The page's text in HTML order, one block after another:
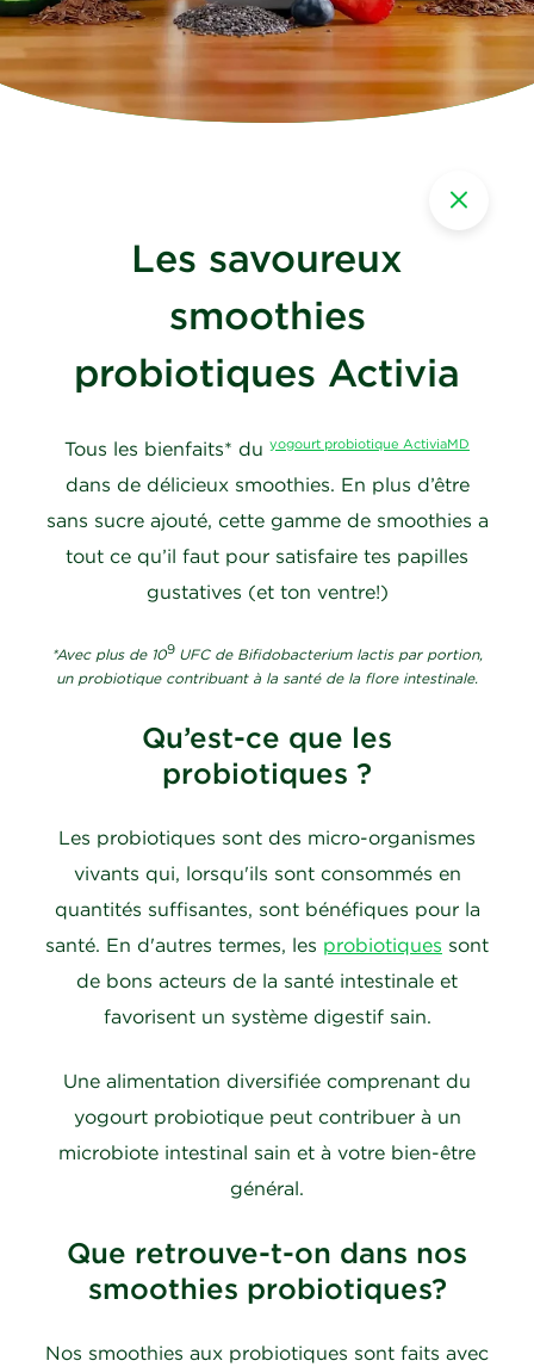
Les savoureux
smoothies
probiotiques Activia
Tous les bienfaits* du yogourt probiotique ActiviaMD
dans de délicieux smoothies. En plus d’être
sans sucre ajouté, cette gamme de smoothies a
tout ce qu’il faut pour satisfaire tes papilles
gustatives (et ton ventre!)
*Avec plus de 109 UFC de Bifidobacterium lactis par portion,
un probiotique contribuant à la santé de la flore intestinale.
Qu’est-ce que les
probiotiques ?
Les probiotiques sont des micro-organismes
vivants qui, lorsqu'ils sont consommés en
quantités suffisantes, sont bénéfiques pour la
santé. En d'autres termes, les probiotiques sont
de bons acteurs de la santé intestinale et
favorisent un système digestif sain.
Une alimentation diversifiée comprenant du
yogourt probiotique peut contribuer à un
microbiote intestinal sain et à votre bien-être
général.
Que retrouve-t-on dans nos
smoothies probiotiques?
Nos smoothies aux probiotiques sont faits avec